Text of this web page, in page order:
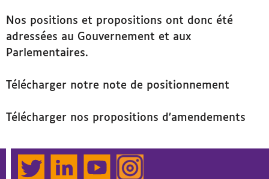
Nos positions et propositions ont donc été
adressées au Gouvernement et aux
Parlementaires.
Télécharger notre note de positionnement
Télécharger nos propositions d’amendements